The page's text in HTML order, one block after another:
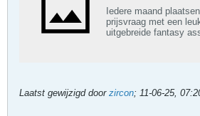
Iedere maand
prijsvraag met een
uitgebreide fantasy
Laatst gewijzigd door zircon; 11-06-25,